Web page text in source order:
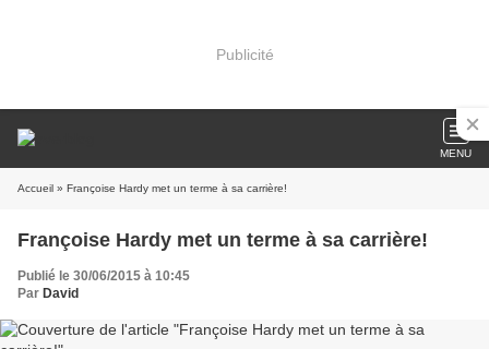
Publicité
MENU
Accueil » Françoise Hardy met un terme à sa carrière!
Françoise Hardy met un terme à sa carrière!
Publié le 30/06/2015 à 10:45
Par David